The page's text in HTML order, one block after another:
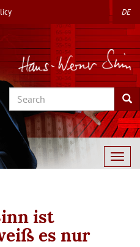
DE
Search
ist
es nur